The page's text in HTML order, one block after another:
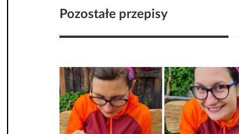
Pozostałe przepisy